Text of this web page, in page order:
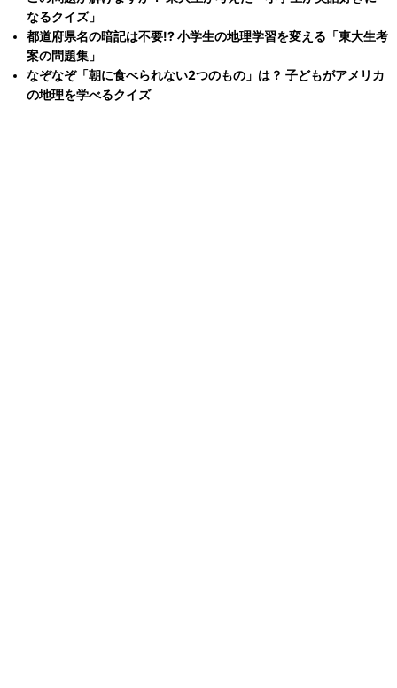
なるクイズ」
都道府県名の暗記は不要!? 小学生の地理学習を変える「東大生考
案の問題集」
なぞなぞ「朝に食べられない2つのもの」は？ 子どもがアメリカ
の地理を学べるクイズ